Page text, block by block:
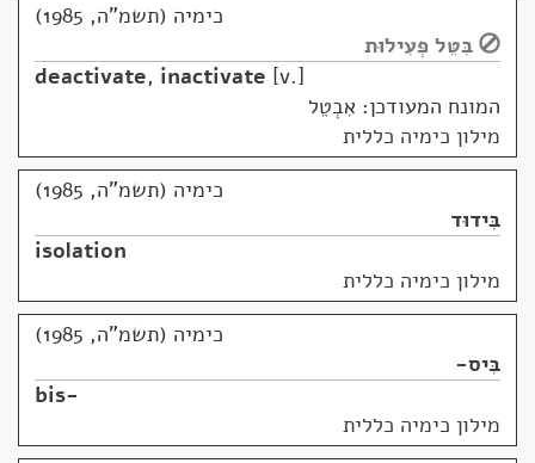
כימיה (תשמ"ה, 1985)
בִּטֵּל פְּעִילוּת
deactivate, inactivate v.
המונח המעודכן: אִבְטֵל
מילון כימיה כללית
כימיה (תשמ"ה, 1985)
בִּידוּד
isolation
מילון כימיה כללית
כימיה (תשמ"ה, 1985)
בִּיס-
bis-
מילון כימיה כללית